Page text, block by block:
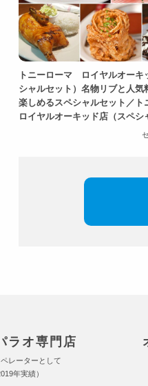
トニーローマ ロイヤルオーキ
シャルセット）名物リブと人気
楽しめるスペシャルセット／
ロイヤルオーキッド店（スペシ
ラオ専門店
レーターとして
年実績）